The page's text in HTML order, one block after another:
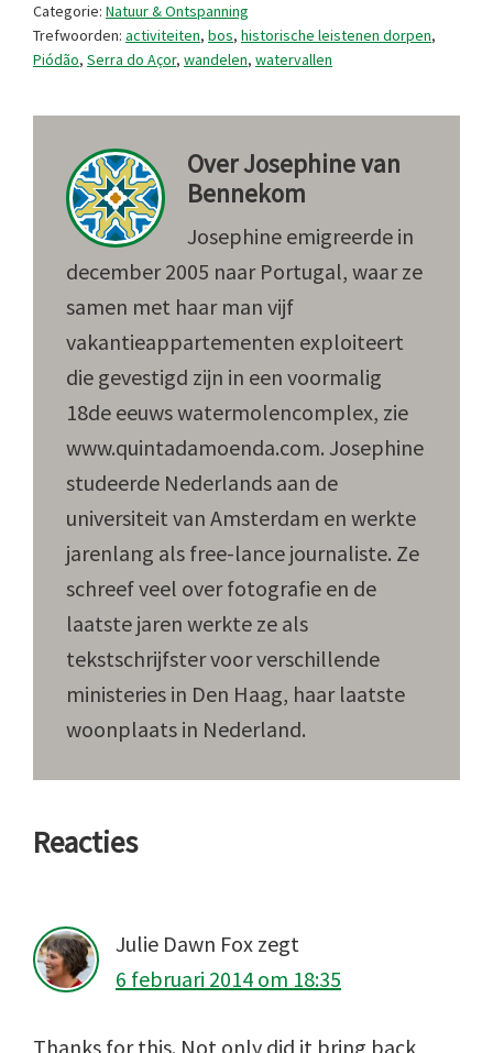
Categorie: Natuur & Ontspanning
Trefwoorden: activiteiten, bos, historische leistenen dorpen,
Piódão, Serra do Açor, wandelen, watervallen
OverJosephine van
Bennekom
Josephine emigreerde in
december 2005 naar Portugal, waar ze
samen met haar man vijf
vakantieappartementen exploiteert
die gevestigd zijn in een voormalig
18de eeuws watermolencomplex, zie
www.quintadamoenda.com. Josephine
studeerde Nederlands aan de
universiteit van Amsterdam en werkte
jarenlang als free-lance journaliste. Ze
schreef veel over fotografie en de
laatste jaren werkte ze als
tekstschrijfster voor verschillende
ministeries in Den Haag, haar laatste
woonplaats in Nederland.
Lees
Reacties
Julie Dawn Fox zegt
6 februari 2014 om 18:35
Thanks for this. Not only did it bring back